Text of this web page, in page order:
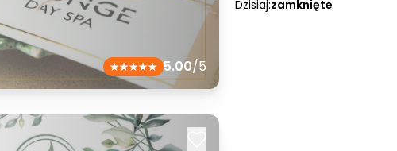
5.00/5
Dzisiaj:zamknięte